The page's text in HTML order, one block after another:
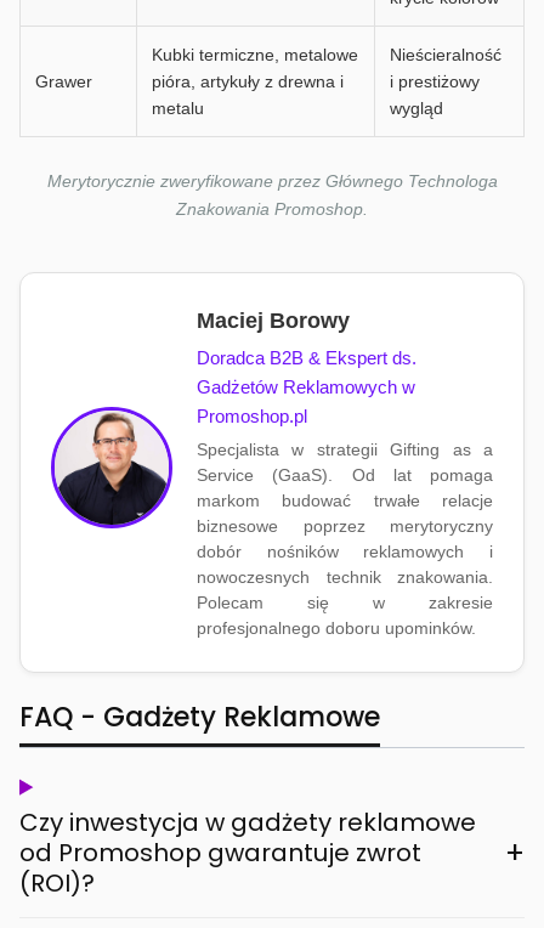
Grawer
Kubki termiczne, metalowe
pióra, artykuły z drewna i
metalu
Nieścieralność
i prestiżowy
wygląd
Merytorycznie zweryfikowane przez Głównego Technologa
Znakowania Promoshop.
Maciej Borowy
Doradca B2B & Ekspert ds.
Gadżetów Reklamowych w
Promoshop.pl
Specjalista w strategii Gifting as a
Service (GaaS). Od lat pomaga
markom budować trwałe relacje
biznesowe poprzez merytoryczny
dobór nośników reklamowych i
nowoczesnych technik znakowania.
Polecam się w zakresie
profesjonalnego doboru upominków.
FAQ - Gadżety Reklamowe
Czy inwestycja w gadżety reklamowe
od Promoshop gwarantuje zwrot
(ROI)?
+